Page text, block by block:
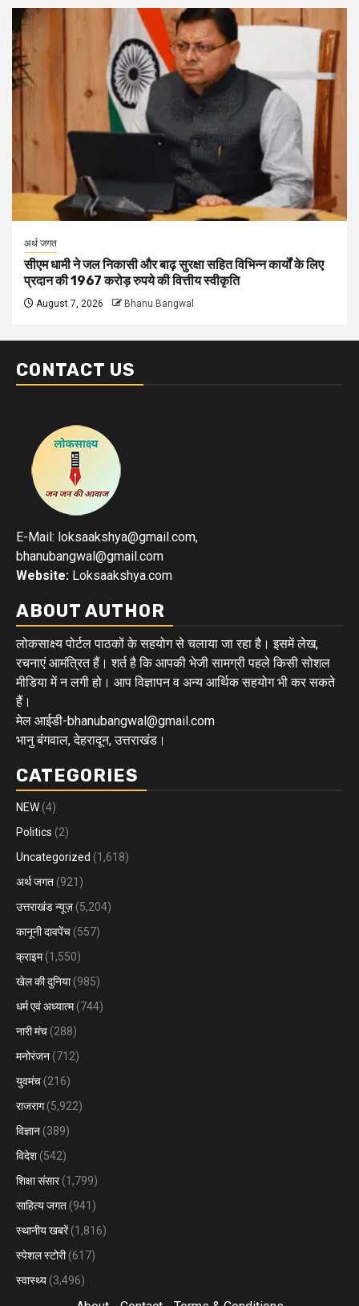
अर्थ जगत
सीएम धामी ने जल निकासी और बाढ़ सुरक्षा सहित विभिन्न कार्यों के लिए
प्रदान की 1967 करोड़ रुपये की वित्तीय स्वीकृति
August 7, 2026 Bhanu Bangwal
CONTACT US
E-Mail: loksaakshya@gmail.com,
bhanubangwal@gmail.com
Website: Loksaakshya.com
ABOUT AUTHOR
लोकसाक्ष्य पोर्टल पाठकों के सहयोग से चलाया जा रहा है। इसमें लेख,
रचनाएं आमंत्रित हैं। शर्त है कि आपकी भेजी सामग्री पहले किसी सोशल
मीडिया में न लगी हो। आप विज्ञापन व अन्य आर्थिक सहयोग भी कर सकते
हैं।
मेल आईडी-bhanubangwal@gmail.com
भानु बंगवाल, देहरादून, उत्तराखंड।
CATEGORIES
NEW (4)
Politics (2)
Uncategorized (1,618)
अर्थ जगत (921)
उत्तराखंड न्यूज़ (5,204)
कानूनी दावपेंच (557)
क्राइम(1,550)
खेल की दुनिया(985)
धर्म एवं अध्यात्म(744)
नारी मंच (288)
मनोरंजन (712)
युवमंच (216)
राजराग(5,922)
विज्ञान (389)
विदेश (542)
शिक्षा संसार(1,799)
साहित्य जगत (941)
स्थानीय खबरें(1,816)
स्पेशल स्टोरी(617)
स्वास्थ्य (3,496)